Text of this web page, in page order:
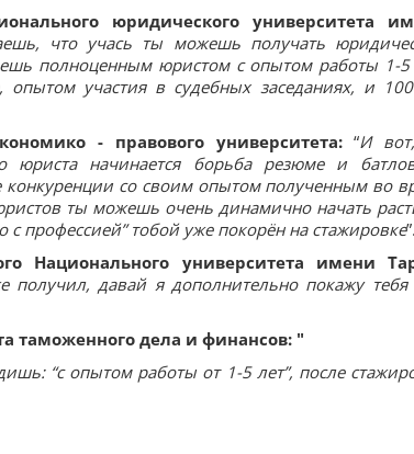
юридического университета
что учась ты можешь получать
полноценным юристом с опытом работы 1-5
участия в судебных заседаниях, и
- правового университета:“И
юриста начинается борьба резюме и
со своим опытом полученным во
ты можешь очень динамично начать
с профессией” тобой уже покорён на стажировке”.
Национального университета имени
получил, давай я дополнительно покажу
таможенного дела и финансов: "
“с опытом работы от 1-5 лет”, после